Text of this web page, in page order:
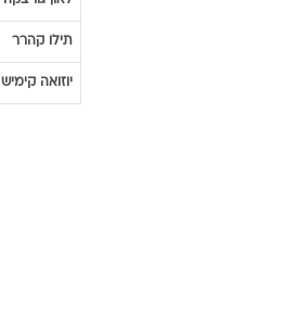
תילו קהרר
יוזואה קימיש